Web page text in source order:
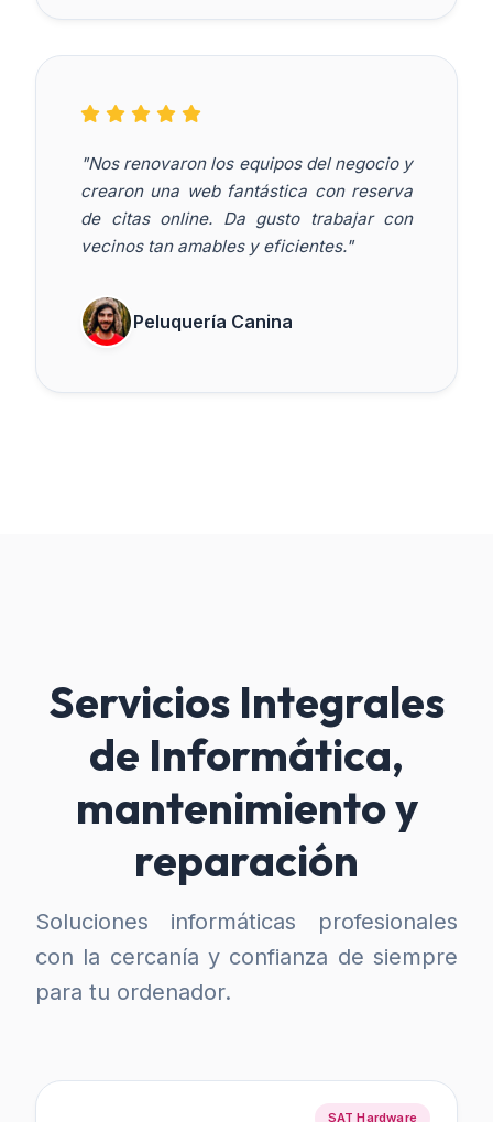
"Nos renovaron los equipos del negocio y
crearon una web fantástica con reserva
de citas online. Da gusto trabajar con
vecinos tan amables y eficientes."
Peluquería Canina
Servicios Integrales
de Informática,
mantenimiento y
reparación
Soluciones informáticas profesionales
con la cercanía y confianza de siempre
para tu ordenador.
SAT Hardware